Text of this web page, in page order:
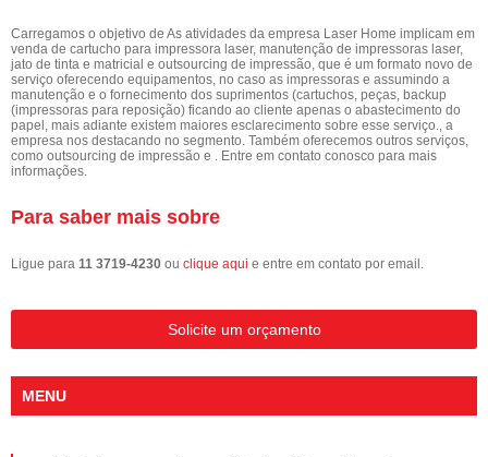
Carregamos o objetivo de As atividades da empresa Laser Home implicam em
venda de cartucho para impressora laser, manutenção de impressoras laser,
jato de tinta e matricial e outsourcing de impressão, que é um formato novo de
serviço oferecendo equipamentos, no caso as impressoras e assumindo a
manutenção e o fornecimento dos suprimentos (cartuchos, peças, backup
(impressoras para reposição) ficando ao cliente apenas o abastecimento do
papel, mais adiante existem maiores esclarecimento sobre esse serviço., a
empresa nos destacando no segmento. Também oferecemos outros serviços,
como outsourcing de impressão e . Entre em contato conosco para mais
informações.
Para saber mais sobre
Ligue para 11 3719-4230 ou clique aqui e entre em contato por email.
Solicite um orçamento
MENU